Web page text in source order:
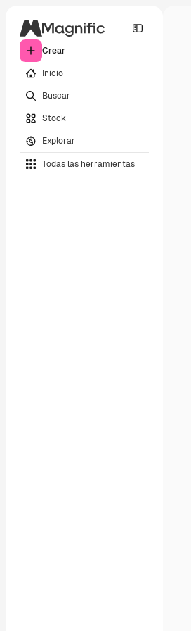
Crear
Inicio
Buscar
Stock
Explorar
Todas las herramientas